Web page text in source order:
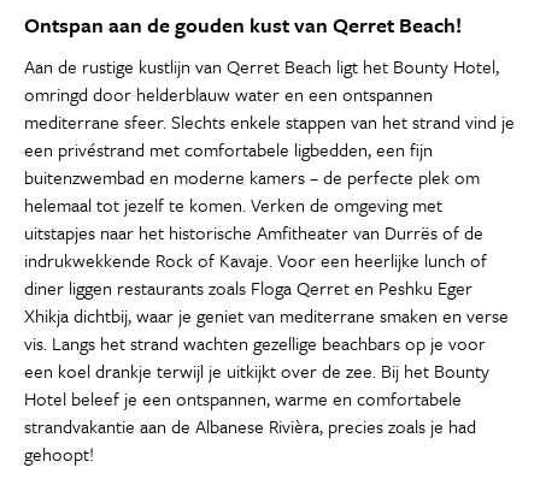
Ontspan aan de gouden kust van Qerret Beach!
Aan de rustige kustlijn van Qerret Beach ligt het Bounty Hotel,
omringd door helderblauw water en een ontspannen
mediterrane sfeer. Slechts enkele stappen van het strand vind je
een privéstrand met comfortabele ligbedden, een fijn
buitenzwembad en moderne kamers – de perfecte plek om
helemaal tot jezelf te komen. Verken de omgeving met
uitstapjes naar het historische Amfitheater van Durrës of de
indrukwekkende Rock of Kavaje. Voor een heerlijke lunch of
diner liggen restaurants zoals Floga Qerret en Peshku Eger
Xhikja dichtbij, waar je geniet van mediterrane smaken en verse
vis. Langs het strand wachten gezellige beachbars op je voor
een koel drankje terwijl je uitkijkt over de zee. Bij het Bounty
Hotel beleef je een ontspannen, warme en comfortabele
strandvakantie aan de Albanese Rivièra, precies zoals je had
gehoopt!